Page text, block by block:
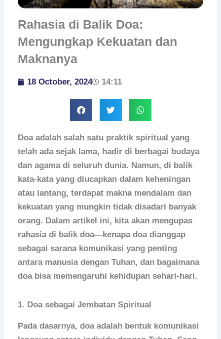
Rahasia di Balik Doa:
Mengungkap Kekuatan dan
Maknanya
18 October, 2024 14:11
Doa adalah salah satu praktik spiritual yang
telah ada sejak lama, hadir di berbagai budaya
dan agama di seluruh dunia. Namun, di balik
kata-kata yang diucapkan dalam keheningan
atau lantang, terdapat makna mendalam dan
kekuatan yang mungkin tidak disadari banyak
orang. Dalam artikel ini, kita akan mengupas
rahasia di balik doa—kenapa doa dianggap
sebagai sarana komunikasi yang penting
antara manusia dengan Tuhan, dan bagaimana
doa bisa memengaruhi kehidupan sehari-hari.
1. Doa sebagai Jembatan Spiritual
Pada dasarnya, doa adalah bentuk komunikasi